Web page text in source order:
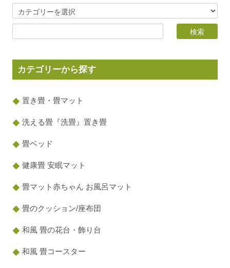
カテゴリーから探す
置き畳・畳マット
洗える畳『洗畳』置き畳
畳ベッド
健康畳 安眠マット
畳マット赤ちゃん お風呂マット
畳のクッション/座布団
和風 畳の花台・飾り台
和風 畳コースター